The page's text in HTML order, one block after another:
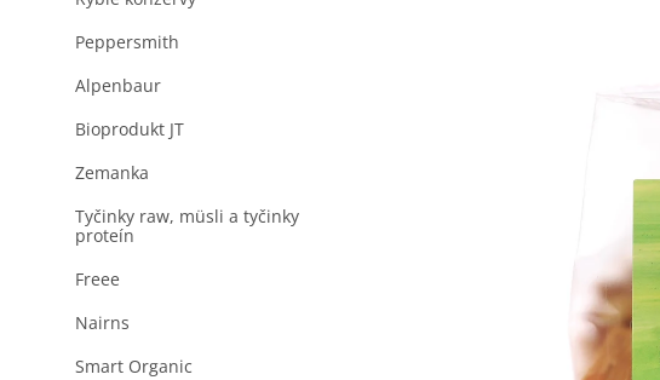
Peppersmith
Alpenbaur
Bioprodukt JT
Zemanka
Tyčinky raw, müsli a tyčinky
proteín
Freee
Nairns
Smart Organic